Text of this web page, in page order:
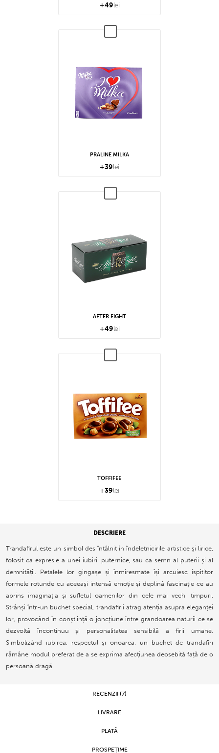
+49lei
PRALINE MILKA
+39lei
AFTER EIGHT
+49lei
TOFFIFEE
+39lei
DESCRIERE
Trandafirul este un simbol des întâlnit în îndeletnicirile artistice și lirice,
folosit ca expresie a unei iubirii puternice, sau ca semn al puterii și al
demnității. Petalele lor gingașe și înmiresmate își arcuiesc ispititor
formele rotunde cu aceeași intensă emoție și deplină fascinație ce au
aprins imaginația și sufletul oamenilor din cele mai vechi timpuri.
Strânși într-un buchet special, trandafirii atrag atenția asupra eleganței
lor, provocând în conștiință o joncțiune între grandoarea naturii ce se
dezvoltă încontinuu și personalitatea sensibilă a firii umane.
Simbolizând iubirea, respectul și onoarea, un buchet de trandafiri
rămâne modul preferat de a se exprima afecțiunea deosebită față de o
persoană dragă.
RECENZII (7)
LIVRARE
PLATĂ
PROSPEȚIME